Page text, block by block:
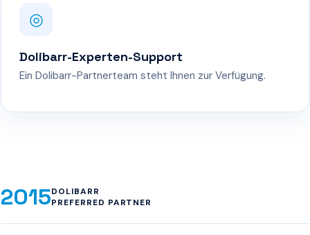
◎
Dolibarr-Experten-Support
Ein Dolibarr-Partnerteam steht Ihnen zur Verfügung.
2015DOLIBARR
PREFERRED PARTNER